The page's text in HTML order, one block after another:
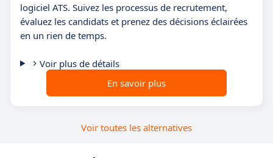
logiciel ATS. Suivez les processus de recrutement,
évaluez les candidats et prenez des décisions éclairées
en un rien de temps.
Voir plus de détails
En savoir plus
Voir toutes les alternatives